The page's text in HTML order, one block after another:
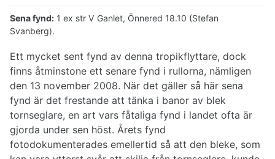
Sena fynd: 1 ex str V Ganlet, Önnered 18.10 (Stefan
Svanberg).
Ett mycket sent fynd av denna tropikflyttare, dock
finns åtminstone ett senare fynd i rullorna, nämligen
den 13 november 2008. När det gäller så här sena
fynd är det frestande att tänka i banor av blek
tornseglare, en art vars fåtaliga fynd i landet ofta är
gjorda under sen höst. Årets fynd
fotodokumenterades emellertid så att den bleke, som